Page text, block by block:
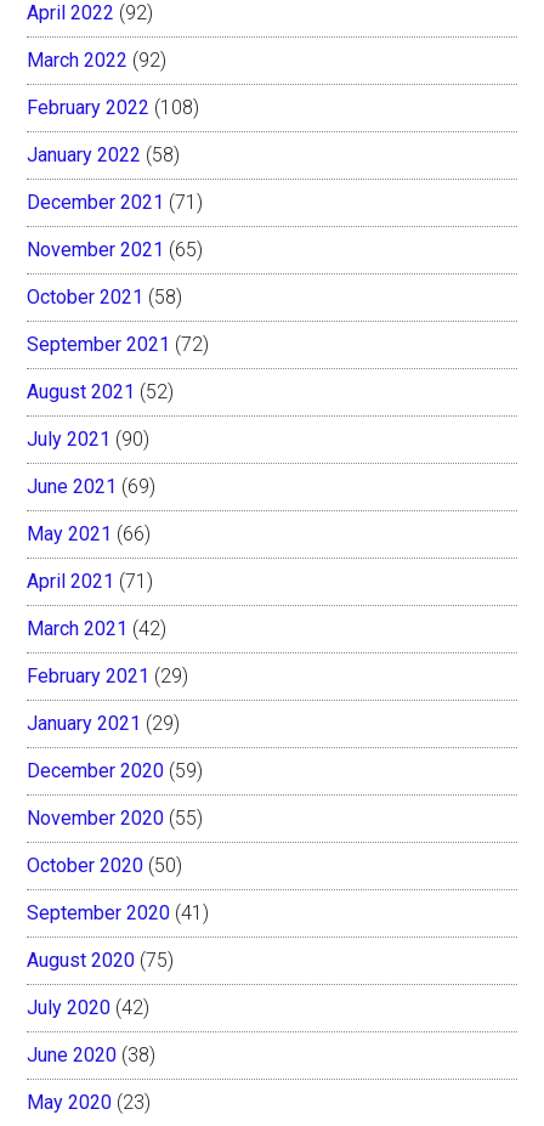
April 2022 (92)
March 2022 (92)
February 2022 (108)
January 2022 (58)
December 2021 (71)
November 2021 (65)
October 2021 (58)
September 2021 (72)
August 2021 (52)
July 2021 (90)
June 2021 (69)
May 2021 (66)
April 2021 (71)
March 2021 (42)
February 2021 (29)
January 2021 (29)
December 2020 (59)
November 2020 (55)
October 2020 (50)
September 2020 (41)
August 2020 (75)
July 2020 (42)
June 2020 (38)
May 2020 (23)